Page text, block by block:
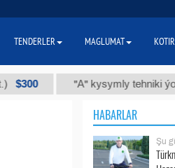
"А" kysymly tehniki ýody (t.)
HABARLAR
Şu
TENDERLER MAGLUMAT